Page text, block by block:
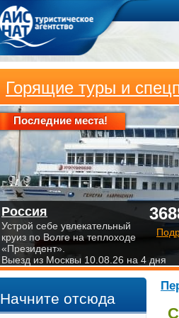
Начните отсюда
Горящие туры и
Последние места!
Россия
Устрой себе увлекательный
круиз по Волге на теплоходе
«Президент».
Выезд из Москвы 10.08.26 на 4 дня